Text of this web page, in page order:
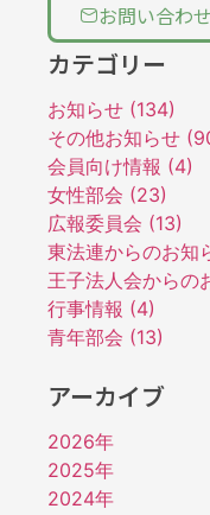
お問い合わせ
カテゴリー
お知らせ (134)
その他お知らせ
会員向け情報 (4)
女性部会 (23)
広報委員会 (13)
東法連からのお知
王子法人会からの
行事情報 (4)
青年部会 (13)
アーカイブ
2026年
2025年
2024年